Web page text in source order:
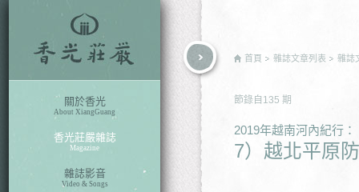
關於香光
About XiangGuang
香光莊嚴雜誌
Magazine
雜誌影音
Video & Songs
首頁 雜誌文章列表 雜誌
節錄自 135 期
2019年越南河內紀
7）越北平原